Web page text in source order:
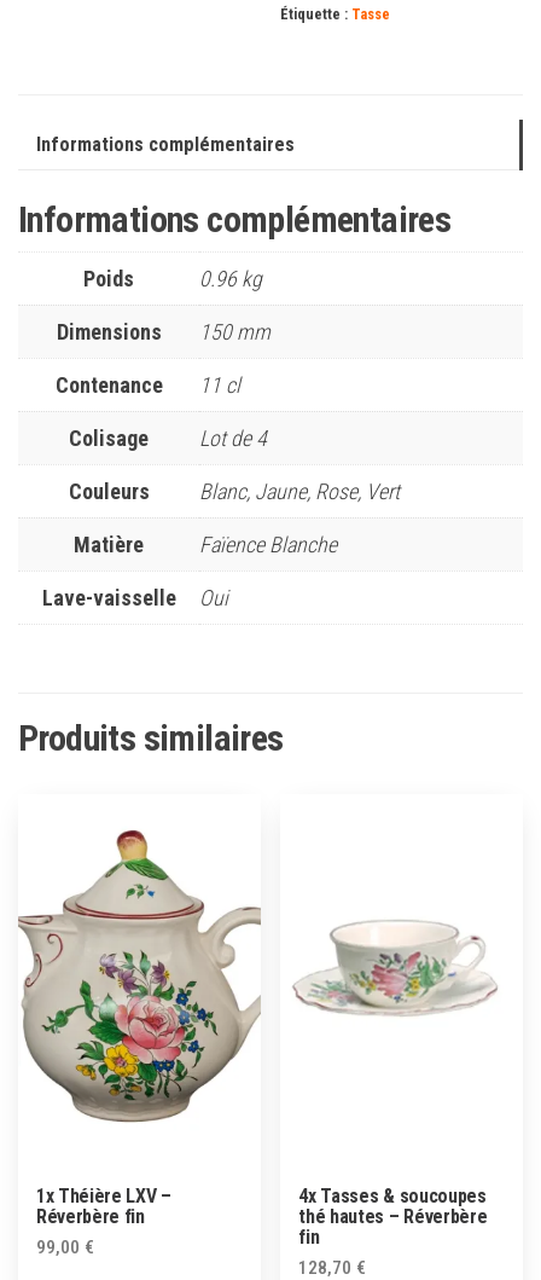
Étiquette : Tasse
Informations complémentaires
Informations complémentaires
Poids 0.96 kg
Dimensions 150 mm
Contenance 11 cl
Colisage Lot de 4
Couleurs Blanc, Jaune, Rose, Vert
Matière Faïence Blanche
Lave-vaisselle Oui
Produits similaires
1x Théière LXV –
Réverbère fin
99,00 €
4x Tasses & soucoupes
thé hautes – Réverbère
fin
128,70 €